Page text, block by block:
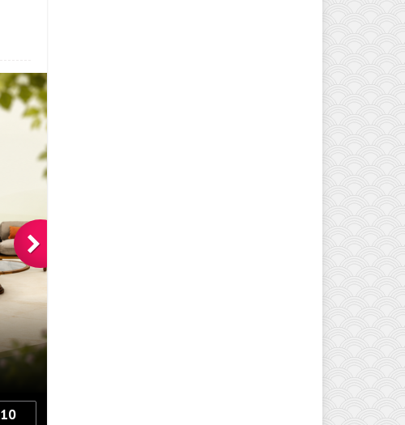
EVINIZIN ATMOSFERINI
MODELLERI VE DEKORASYON
10